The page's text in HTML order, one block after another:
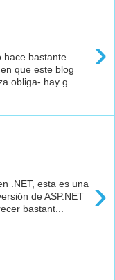
›
hace bastante
que este blog
obliga- hay g...
›
.NET, esta es una
de ASP.NET
bastant...